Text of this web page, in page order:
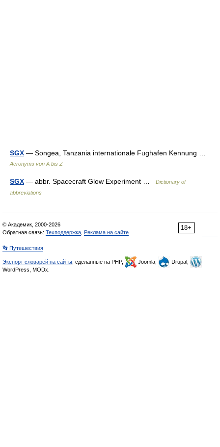
SGX — Songea, Tanzania internationale Fughafen Kennung …
Acronyms von A bis Z
SGX — abbr. Spacecraft Glow Experiment …
Dictionary of
abbreviations
18+
© Академик, 2000-2026
Обратная связь: Техподдержка Реклама на сайте
👣 Путешествия
Экспорт словарей на сайты , сделанные на PHP, Joomla,
Drupal,
WordPress, MODx.